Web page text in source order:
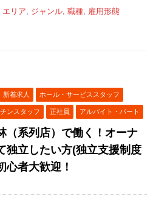
エリア ジャンル 職種 雇用形態
新着求人 ホール・サービススタッフ
ンスタッフ 正社員 アルバイト・パート
（系列店）で働く！オーナ
独立したい方(独立支援制度
心者大歓迎！